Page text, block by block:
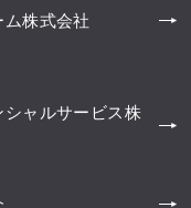
株式会社
ャルサービス株